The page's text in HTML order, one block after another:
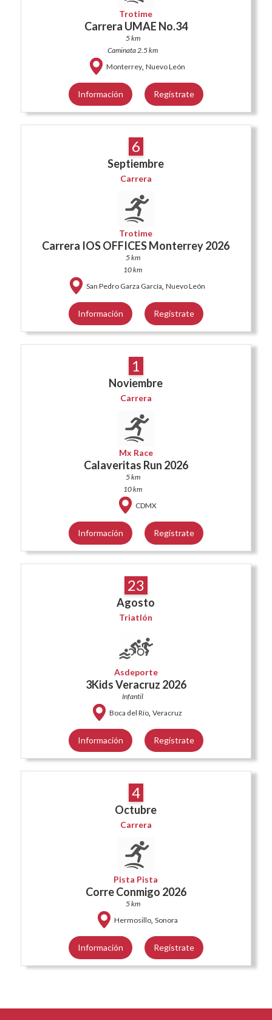
Trotime
Carrera UMAE No.34
5 km
Caminata 2.5 km
Monterrey, Nuevo León
Información Regístrate
6
Septiembre
Carrera
Trotime
Carrera IOS OFFICES Monterrey 2026
5 km
10 km
San Pedro Garza García, Nuevo León
Información Regístrate
1
Noviembre
Carrera
Mx Race
Calaveritas Run 2026
5 km
10 km
CDMX
Información Regístrate
23
Agosto
Triatlón
Asdeporte
3Kids Veracruz 2026
Infantil
Boca del Río, Veracruz
Información Regístrate
4
Octubre
Carrera
Pista Pista
Corre Conmigo 2026
5 km
Hermosillo, Sonora
Información Regístrate